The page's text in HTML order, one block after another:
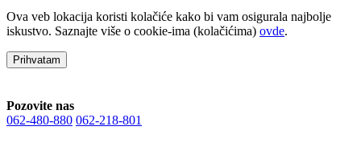
Ova veb lokacija koristi kolačiće kako bi vam osigurala najbolje
iskustvo. Saznajte više o cookie-ima (kolačićima) ovde.
Prihvatam
Pozovite nas
062-480-880 062-218-801